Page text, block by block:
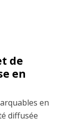
de
en
en
diffusée